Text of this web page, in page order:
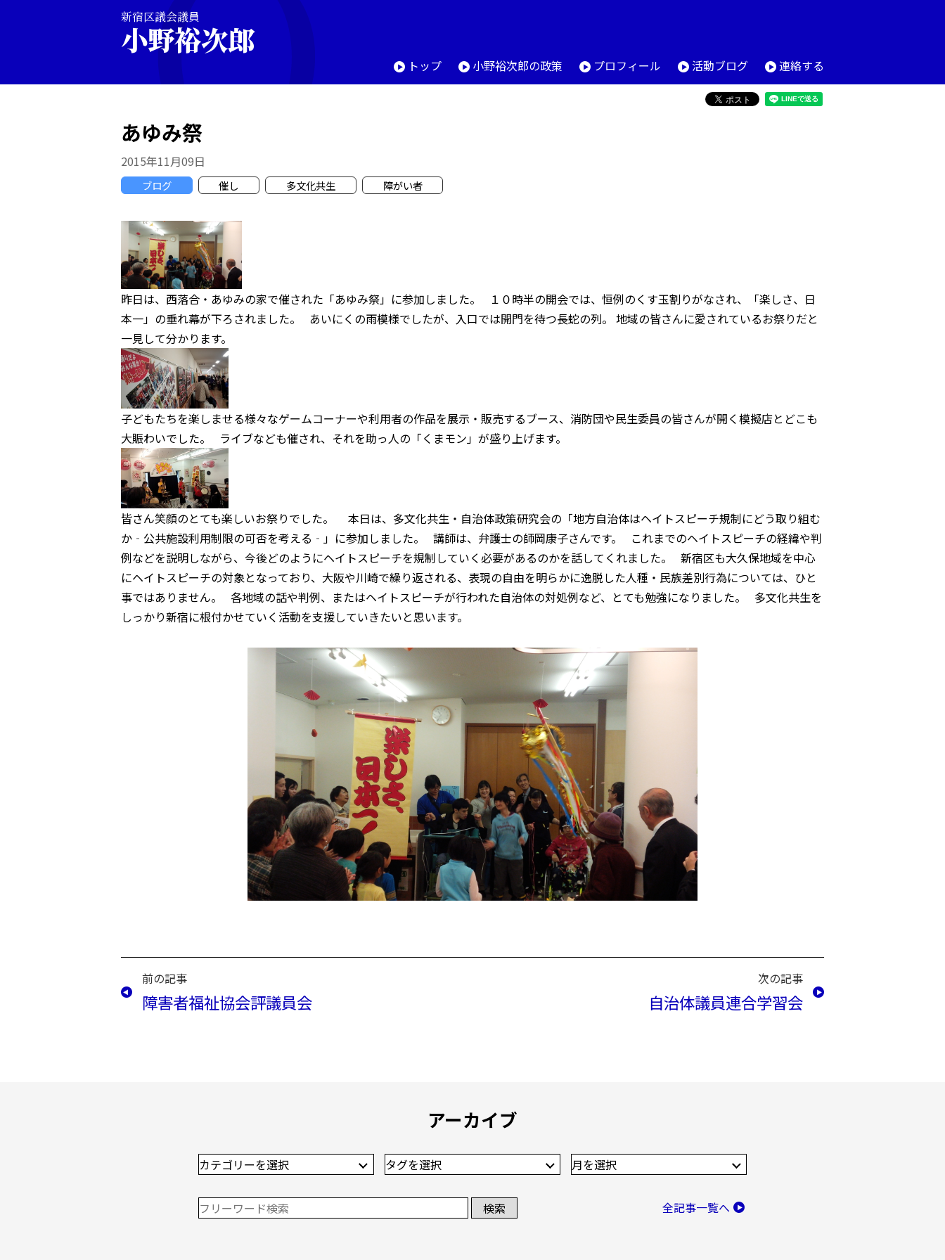
新宿区議会議員
小野裕次郎
トップ 小野裕次郎の政策 プロフィール 活動ブログ 連絡する
あゆみ祭
2015年11月09日
ブログ 催し 多文化共生 障がい者
昨日は、西落合・あゆみの家で催された「あゆみ祭」に参加しました。 １０時半の開会では、恒例のくす玉割りがなされ、「楽しさ、日
本一」の垂れ幕が下ろされました。 あいにくの雨模様でしたが、入口では開門を待つ長蛇の列。 地域の皆さんに愛されているお祭りだと
一見して分かります。
子どもたちを楽しませる様々なゲームコーナーや利用者の作品を展示・販売するブース、消防団や民生委員の皆さんが開く模擬店とどこも
大賑わいでした。 ライブなども催され、それを助っ人の「くまモン」が盛り上げます。
皆さん笑顔のとても楽しいお祭りでした。 本日は、多文化共生・自治体政策研究会の「地方自治体はヘイトスピーチ規制にどう取り組む
か‐公共施設利用制限の可否を考える‐」に参加しました。 講師は、弁護士の師岡康子さんです。 これまでのヘイトスピーチの経緯や判
例などを説明しながら、今後どのようにヘイトスピーチを規制していく必要があるのかを話してくれました。 新宿区も大久保地域を中心
にヘイトスピーチの対象となっており、大阪や川崎で繰り返される、表現の自由を明らかに逸脱した人種・民族差別行為については、ひと
事ではありません。 各地域の話や判例、またはヘイトスピーチが行われた自治体の対処例など、とても勉強になりました。 多文化共生を
しっかり新宿に根付かせていく活動を支援していきたいと思います。
前の記事
障害者福祉協会評議員会
次の記事
自治体議員連合学習会
アーカイブ
全記事一覧へ